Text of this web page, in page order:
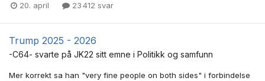
20. april 23 412 svar
Trump 2025 - 2026
-C64- svarte på JK22 sitt emne i Politikk og samfunn
Mer korrekt sa han "very fine people on both sides" i forbindelse